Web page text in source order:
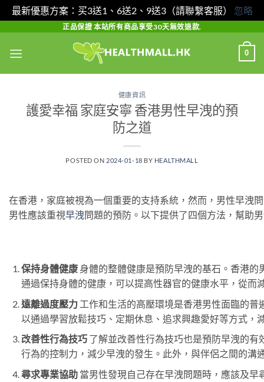
最新優惠方案：买3送1、6送2、9送3（請聯繫客服） 忽略
content
正品保證 本站所有商品享受30天無效退款.
0
健康資訊
護愛幸福 家庭安寧 香港男性早洩的預
防之道
POSTED ON 2024-01-18 BY HEALTHMALL
在香港，家庭被視為一個重要的支持系統，然而，男性早洩
男性應該重視早洩問題的預防。以下提供了四個方法，幫助
保持身體健康身體的整體健康是預防早洩的基石。香港的
通過保持身體的健康，可以提高性器官的健康水平，從而
遠離過度壓力工作和生活的高壓環境是香港男性面臨的普
以通過學習放鬆技巧、定期休息、追求興趣愛好等方式，
改善性行為技巧了解並改善性行為技巧也是預防早洩的有
行為的控制力，減少早洩的發生。此外，與伴侶之間的溝
尋求專業協助當男性發現自己存在早洩問題時，應該及早